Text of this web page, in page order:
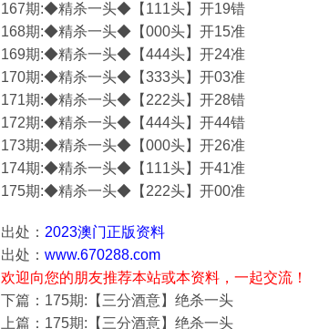
167期:◆精杀一头◆【111头】开19错
168期:◆精杀一头◆【000头】开15准
169期:◆精杀一头◆【444头】开24准
170期:◆精杀一头◆【333头】开03准
171期:◆精杀一头◆【222头】开28错
172期:◆精杀一头◆【444头】开44错
173期:◆精杀一头◆【000头】开26准
174期:◆精杀一头◆【111头】开41准
175期:◆精杀一头◆【222头】开00准
出处： 2023澳门正版资料
出处： www.670288.com
欢迎向您的朋友推荐本站或本资料，一起交流！
下篇：175期:【三分酒意】绝杀一头
上篇：175期:【三分酒意】绝杀一头